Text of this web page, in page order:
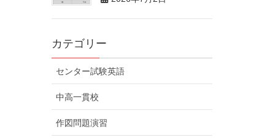
カテゴリー
センター試験英語
中高一貫校
作図問題演習